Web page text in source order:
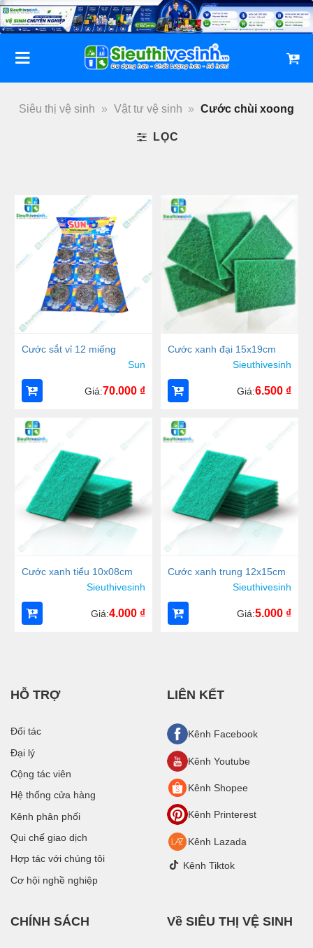
Bỏ
qua
dung
Siêu thị vệ sinh » Vật tư vệ sinh » Cước chùi xoong
LỌC
Cước sắt vỉ 12 miếng
Sun
Giá:70.000 ₫
Cước xanh đại 15x19cm
Sieuthivesinh
Giá:6.500 ₫
Cước xanh tiểu 10x08cm
Sieuthivesinh
Giá:4.000 ₫
Cước xanh trung 12x15cm
Sieuthivesinh
Giá:5.000 ₫
HỖ TRỢ
Đối tác
Đại lý
Cộng tác viên
Hệ thống cửa hàng
Kênh phân phối
Qui chế giao dịch
Hợp tác với chúng tôi
Cơ hội nghề nghiệp
LIÊN KẾT
Kênh Facebook
Kênh Youtube
Kênh Shopee
Kênh Printerest
Kênh Lazada
Kênh Tiktok
CHÍNH SÁCH Về SIÊU THỊ VỆ SINH